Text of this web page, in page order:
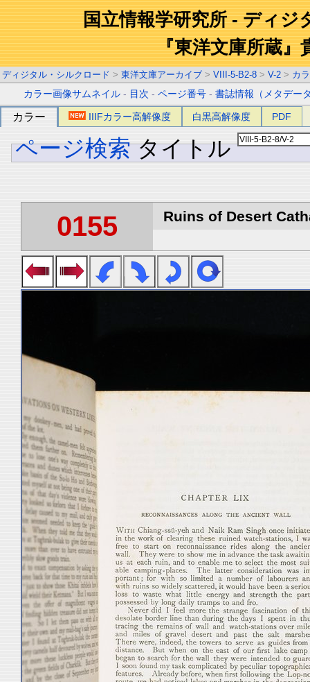
国立情報学研究所 - ディジ
『東洋文庫所蔵』
ディジタル・シルクロード > 東洋文庫アーカイブ > VIII-5-B2-8 > V-2 > カ
カラー画像サムネイル - 目次 -ページ番号 -書誌情報（メタデー
カラー IIIFカラー高解像度 白黒高解像度 PDF
ページ検索 タイトル
0155 Ruins of Desert